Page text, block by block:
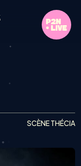
SCÈNE THÉCIA